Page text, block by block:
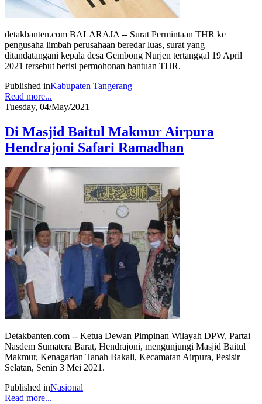
detakbanten.com BALARAJA -- Surat Permintaan THR ke
pengusaha limbah perusahaan beredar luas, surat yang
ditandatangani kepala desa Gembong Nurjen tertanggal 19 April
2021 tersebut berisi permohonan bantuan THR.
Published inKabupaten Tangerang
Read more...
Tuesday, 04/May/2021
Di Masjid Baitul Makmur Airpura
Hendrajoni Safari Ramadhan
Detakbanten.com -- Ketua Dewan Pimpinan Wilayah DPW, Partai
Nasdem Sumatera Barat, Hendrajoni, mengunjungi Masjid Baitul
Makmur, Kenagarian Tanah Bakali, Kecamatan Airpura, Pesisir
Selatan, Senin 3 Mei 2021.
Published inNasional
Read more...